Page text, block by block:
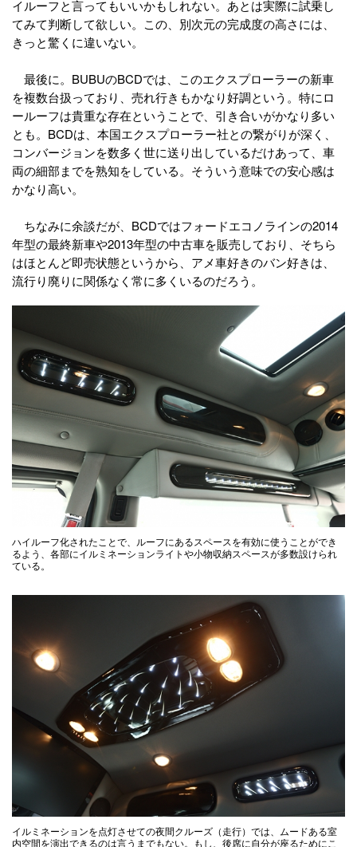
イルーフと言ってもいいかもしれない。あとは実際に試乗し
てみて判断して欲しい。この、別次元の完成度の高さには、
きっと驚くに違いない。
最後に。BUBUのBCDでは、このエクスプローラーの新車
を複数台扱っており、売れ行きもかなり好調という。特にロ
ールーフは貴重な存在ということで、引き合いがかなり多い
とも。BCDは、本国エクスプローラー社との繋がりが深く、
コンバージョンを数多く世に送り出しているだけあって、車
両の細部までを熟知をしている。そういう意味での安心感は
かなり高い。
ちなみに余談だが、BCDではフォードエコノラインの2014
年型の最終新車や2013年型の中古車を販売しており、そちら
はほとんど即売状態というから、アメ車好きのバン好きは、
流行り廃りに関係なく常に多くいるのだろう。
ハイルーフ化されたことで、ルーフにあるスペースを有効に使うことができ
るよう、各部にイルミネーションライトや小物収納スペースが多数設けられ
ている。
イルミネーションを点灯させての夜間クルーズ（走行）では、ムードある室
内空間を演出できるのは言うまでもない。もし、後席に自分が座るためにこ